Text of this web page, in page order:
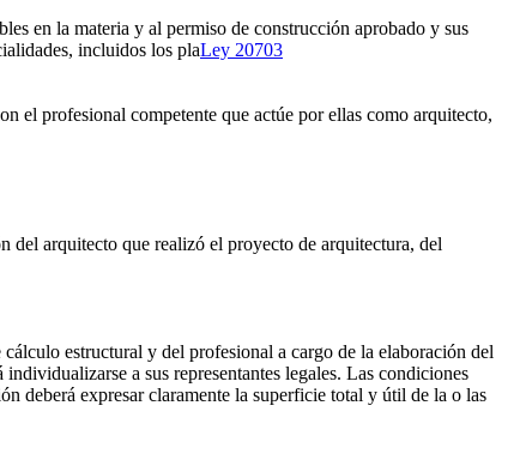
en la materia y al permiso de construcción aprobado y sus
incluidos los plaLey 20703
el profesional competente que actúe por ellas como arquitecto,
arquitecto que realizó el proyecto de arquitectura, del
estructural y del profesional a cargo de la elaboración del
a sus representantes legales. Las condiciones
deberá expresar claramente la superficie total y útil de la o las